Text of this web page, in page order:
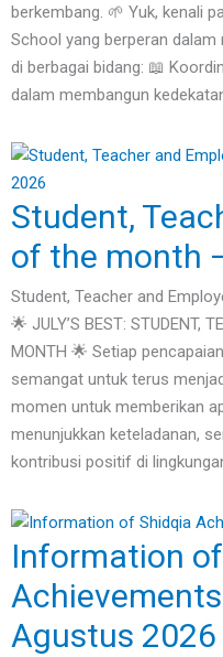
berkembang. 🌱 Yuk, kenali
School yang berperan
di berbagai bidang: 📖
dalam membangun
Student,
of the month
Student, Teacher and
🌟 JULY’S BEST: STUDENT,
MONTH 🌟 Setiap
semangat untuk terus
momen untuk memberikan
menunjukkan keteladanan,
kontribusi positif di
Information
Agustus 2026